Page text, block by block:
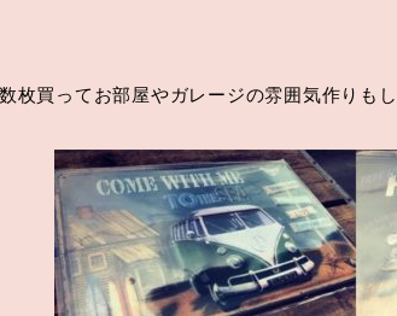
枚買ってお部屋やガレージの雰囲気作りもし